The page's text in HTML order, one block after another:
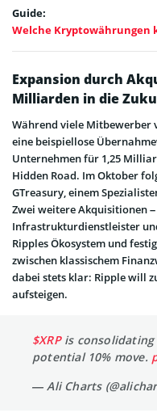
Guide:
Welche Kryptowährungen
Expansion durch
Milliarden in die
Während viele Mitbewerber
eine beispiellose
Unternehmen für 1,25
Hidden Road. Im Oktober
GTreasury, einem
Zwei weitere Akquisitionen
Infrastrukturdienstleister
Ripples Ökosystem und
zwischen klassischem
dabei stets klar: Ripple will
aufsteigen.
$XRPis consolidating
potential 10% move.
— Ali Charts